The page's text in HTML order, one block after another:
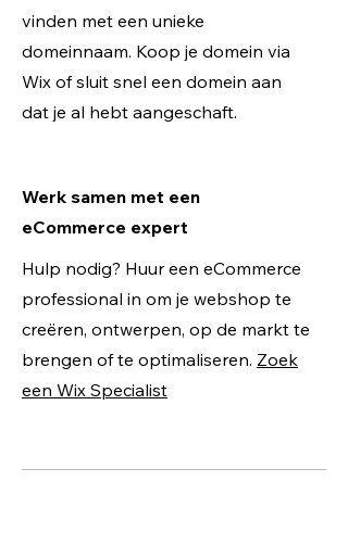
vinden met een unieke
domeinnaam. Koop je domein via
Wix of sluit snel een domein aan
dat je al hebt aangeschaft.
Werk samen met een
eCommerce expert
Hulp nodig? Huur een eCommerce
professional in om je webshop te
creëren, ontwerpen, op de markt te
brengen of te optimaliseren. Zoek
een Wix Specialist